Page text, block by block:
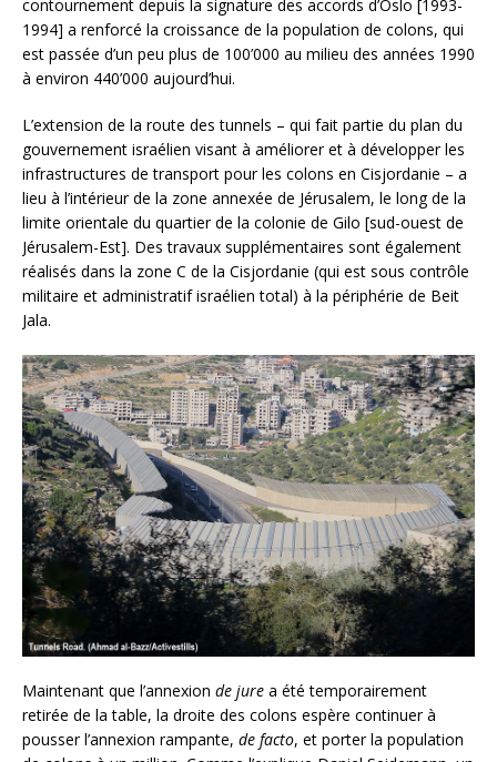
contournement depuis la signature des accords d’Oslo [1993-
1994] a renforcé la croissance de la population de colons, qui
est passée d’un peu plus de 100’000 au milieu des années 1990
à environ 440’000 aujourd’hui.
L’extension de la route des tunnels – qui fait partie du plan du
gouvernement israélien visant à améliorer et à développer les
infrastructures de transport pour les colons en Cisjordanie – a
lieu à l’intérieur de la zone annexée de Jérusalem, le long de la
limite orientale du quartier de la colonie de Gilo [sud-ouest de
Jérusalem-Est]. Des travaux supplémentaires sont également
réalisés dans la zone C de la Cisjordanie (qui est sous contrôle
militaire et administratif israélien total) à la périphérie de Beit
Jala.
Maintenant que l’annexion de jure a été temporairement
retirée de la table, la droite des colons espère continuer à
pousser l’annexion rampante, de facto, et porter la population